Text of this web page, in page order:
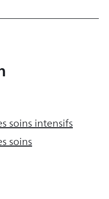
soins intensifs
soins